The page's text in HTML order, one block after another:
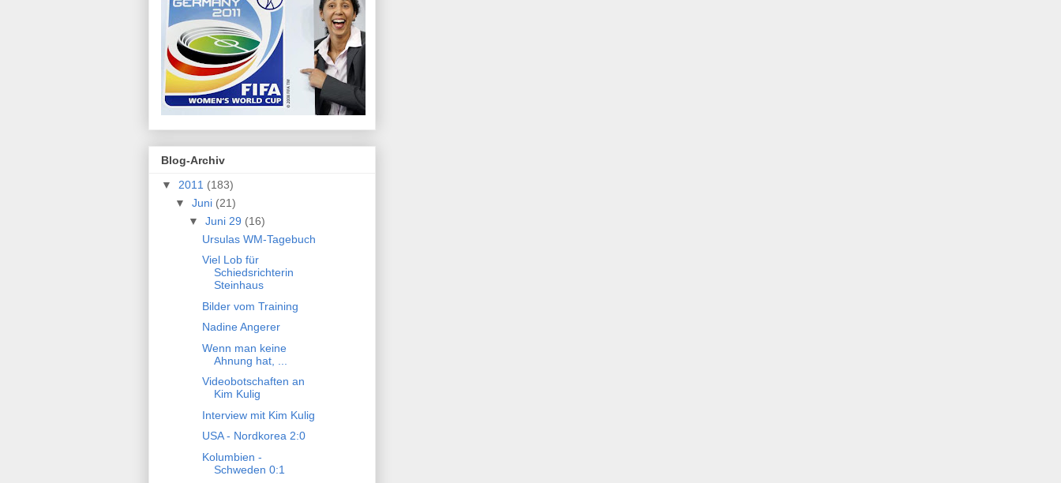
Blog-Archiv
▼ 2011 (183)
▼ Juni (21)
▼ Juni 29 (16)
Ursulas WM-Tagebuch
Viel Lob für
Schiedsrichterin
Steinhaus
Bilder vom Training
Nadine Angerer
Wenn man keine
Ahnung hat, ...
Videobotschaften an
Kim Kulig
Interview mit Kim Kulig
USA - Nordkorea 2:0
Kolumbien -
Schweden 0:1